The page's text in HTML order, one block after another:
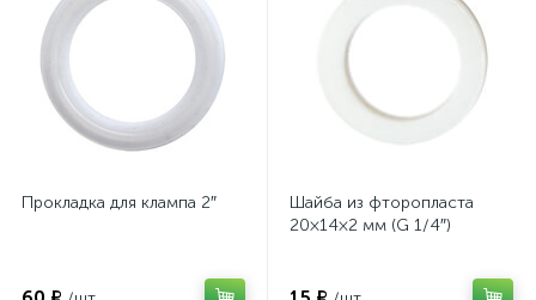
Прокладка для клампа 2″
Шайба из фторопласта
20×14×2 мм (G 1/4″)